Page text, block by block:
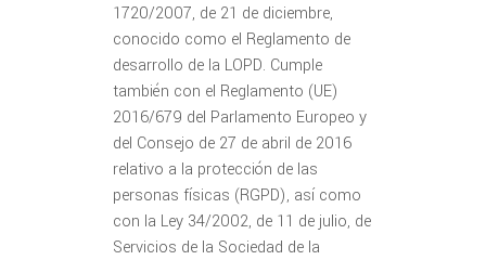
1720/2007, de 21 de diciembre,
conocido como el Reglamento de
desarrollo de la LOPD. Cumple
también con el Reglamento (UE)
2016/679 del Parlamento Europeo y
del Consejo de 27 de abril de 2016
relativo a la protección de las
personas físicas (RGPD), así como
con la Ley 34/2002, de 11 de julio, de
Servicios de la Sociedad de la